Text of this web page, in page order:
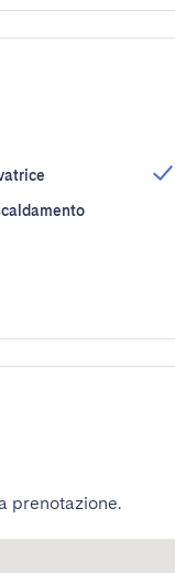
prenotazione.